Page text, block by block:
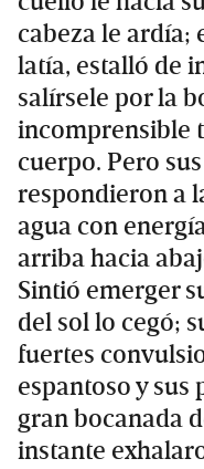
cabeza le ardía;
latía, estalló de
salírsele por la
incomprensible
cuerpo. Pero
respondieron a
agua con
arriba hacia
Sintió emerger
del sol lo cegó;
fuertes
espantoso y
gran bocanada
instante